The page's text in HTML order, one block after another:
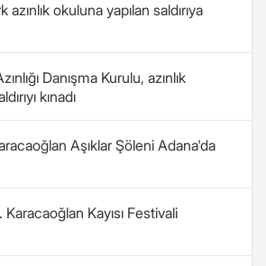
azınlık okuluna yapılan saldırıya
Danışma Kurulu, azınlık
kınadı
Aşıklar Şöleni Adana'da
Kayısı Festivali